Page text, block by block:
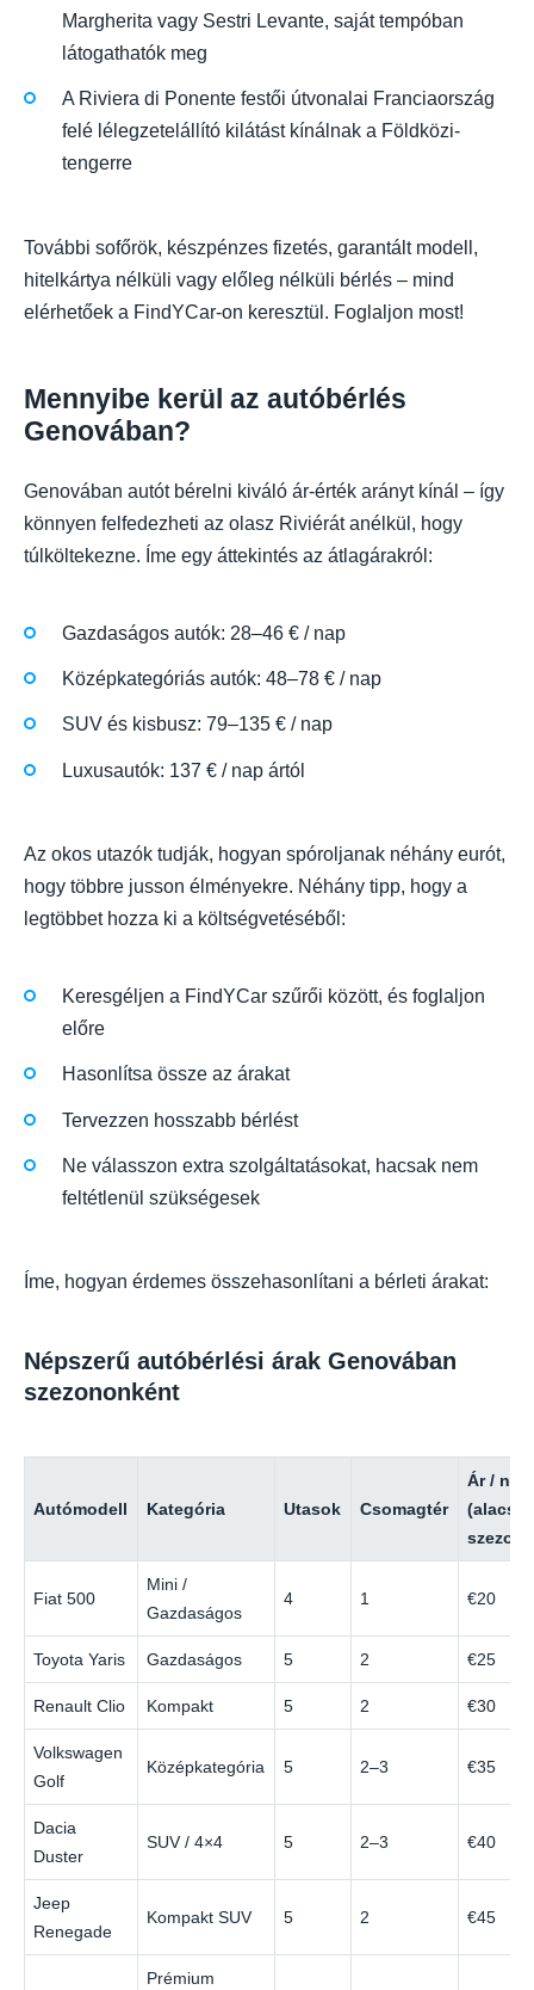
Margherita vagy Sestri Levante, saját tempóban
látogathatók meg
A Riviera di Ponente festői útvonalai Franciaország
felé lélegzetelállító kilátást kínálnak a Földközi-
tengerre
További sofőrök, készpénzes fizetés, garantált modell,
hitelkártya nélküli vagy előleg nélküli bérlés – mind
elérhetőek a FindYCar-on keresztül. Foglaljon most!
Mennyibe kerül az autóbérlés
Genovában?
Genovában autót bérelni kiváló ár-érték arányt kínál – így
könnyen felfedezheti az olasz Riviérát anélkül, hogy
túlköltekezne. Íme egy áttekintés az átlagárakról:
Gazdaságos autók: 28–46 € / nap
Középkategóriás autók: 48–78 € / nap
SUV és kisbusz: 79–135 € / nap
Luxusautók: 137 € / nap ártól
Az okos utazók tudják, hogyan spóroljanak néhány eurót,
hogy többre jusson élményekre. Néhány tipp, hogy a
legtöbbet hozza ki a költségvetéséből:
Keresgéljen a FindYCar szűrői között, és foglaljon
előre
Hasonlítsa össze az árakat
Tervezzen hosszabb bérlést
Ne válasszon extra szolgáltatásokat, hacsak nem
feltétlenül szükségesek
Íme, hogyan érdemes összehasonlítani a bérleti árakat:
Népszerű autóbérlési árak Genovában
szezononként
Autómodell Kategória Utasok Csomagtér
Ár / nap
szezon)
Fiat 500
Mini /
Gazdaságos
4 1 €20
Toyota Yaris Gazdaságos 5 2 €25
Renault Clio Kompakt 5 2 €30
Volkswagen
Golf
Középkategória 5 2–3 €35
Dacia
Duster
SUV / 4×4 5 2–3 €40
Jeep
Renegade
Kompakt SUV 5 2 €45
Prémium